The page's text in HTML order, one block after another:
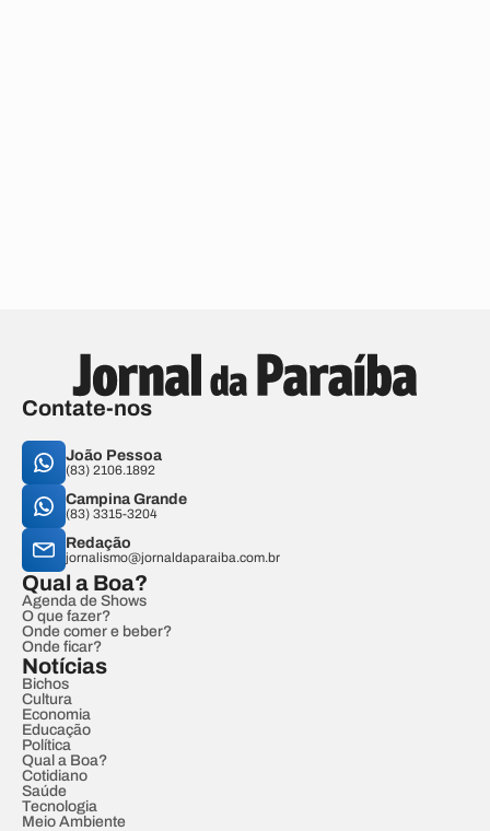
Contate-nos
João Pessoa
(83) 2106.1892
Campina Grande
(83) 3315-3204
Redação
jornalismo@jornaldaparaiba.com.br
Qual a Boa?
Agenda de Shows
O que fazer?
Onde comer e beber?
Onde ficar?
Notícias
Bichos
Cultura
Economia
Educação
Política
Qual a Boa?
Cotidiano
Saúde
Tecnologia
Meio Ambiente